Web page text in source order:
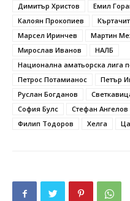
Димитър Христов
Емил
Калоян Прокопиев
Марсел Иринчев
Мартин
Мирослав Иванов
НАЛБ
Национална аматьорска лига
Петрос Потамианос
Петър
Руслан Богданов
София Булс
Стефан Ангелов
Филип Тодоров
Хелга